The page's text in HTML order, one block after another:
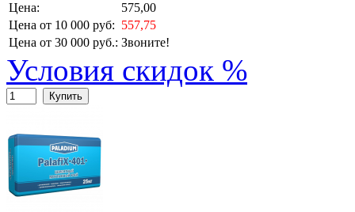
Цена:
575,00
Цена от 10 000 руб: 557,75
Цена от 30 000 руб.: Звоните!
Условия скидок %
Купить